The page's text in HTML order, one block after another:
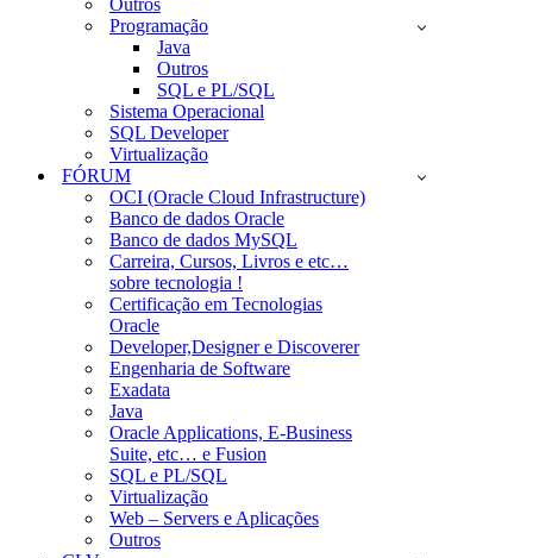
Outros
Programação
Java
Outros
SQL e PL/SQL
Sistema Operacional
SQL Developer
Virtualização
FÓRUM
OCI (Oracle Cloud Infrastructure)
Banco de dados Oracle
Banco de dados MySQL
Carreira, Cursos, Livros e etc…
sobre tecnologia !
Certificação em Tecnologias
Oracle
Developer,Designer e Discoverer
Engenharia de Software
Exadata
Java
Oracle Applications, E-Business
Suite, etc… e Fusion
SQL e PL/SQL
Virtualização
Web – Servers e Aplicações
Outros